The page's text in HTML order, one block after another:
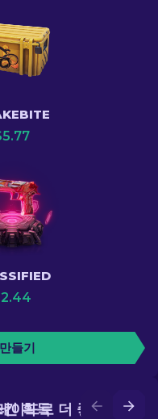
5.77
2.44
들기
이드로 더 좋은 스킨
획득